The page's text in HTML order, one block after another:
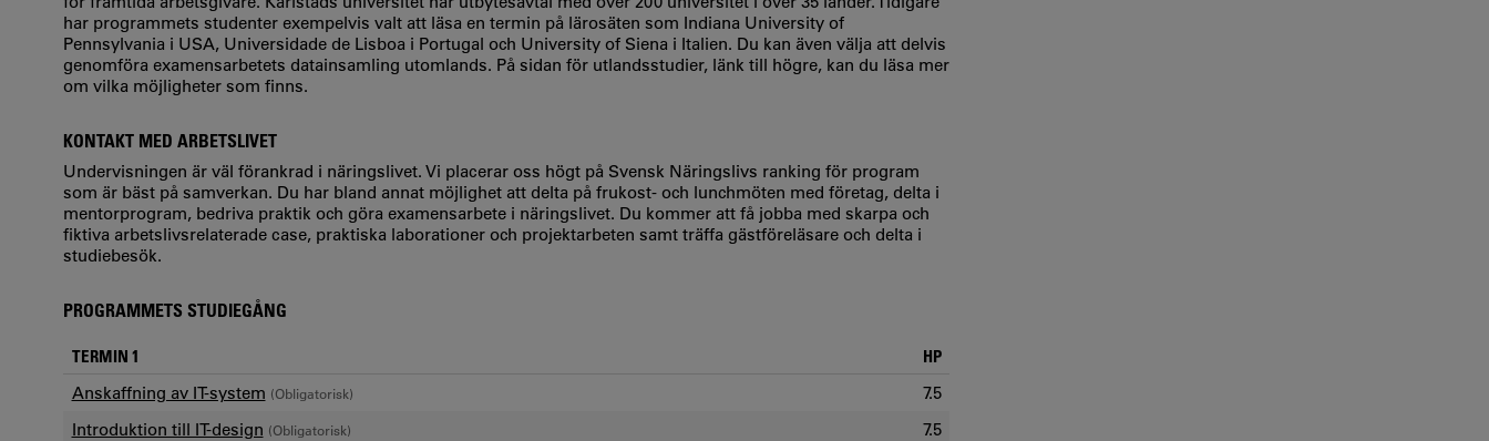
har programmets studenter exempelvis valt att läsa en termin på lärosäten som Indiana University of
Pennsylvania i USA, Universidade de Lisboa i Portugal och University of Siena i Italien. Du kan även välja att delvis
genomföra examensarbetets datainsamling utomlands. På sidan för utlandsstudier, länk till högre, kan du läsa mer
om vilka möjligheter som finns.
KONTAKT MED ARBETSLIVET
Undervisningen är väl förankrad i näringslivet. Vi placerar oss högt på Svensk Näringslivs ranking för program
som är bäst på samverkan. Du har bland annat möjlighet att delta på frukost- och lunchmöten med företag, delta i
mentorprogram, bedriva praktik och göra examensarbete i näringslivet. Du kommer att få jobba med skarpa och
fiktiva arbetslivsrelaterade case, praktiska laborationer och projektarbeten samt träffa gästföreläsare och delta i
studiebesök.
PROGRAMMETS STUDIEGÅNG
TERMIN 1 HP
Anskaffning av IT-system (Obligatorisk)
7.5
Introduktion till IT-design (Obligatorisk)
7.5